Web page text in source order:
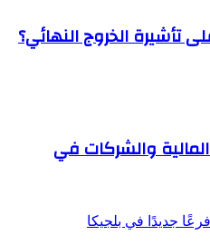
تأشيرة الخروج النهائي؟
والشركات في